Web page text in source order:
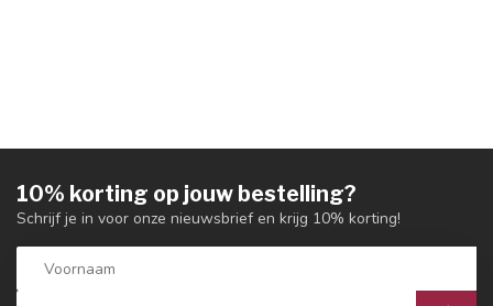
10% korting op jouw bestelling?
Schrijf je in voor onze nieuwsbrief en krijg 10% korting!